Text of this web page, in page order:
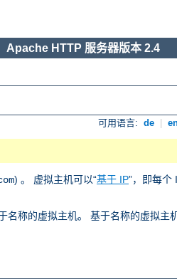
Apache HTTP 服务器版本 2.4
可用语言: de
) 。 虚拟主机可以“基于 IP”，即每个
称的虚拟主机。 基于名称的虚拟主